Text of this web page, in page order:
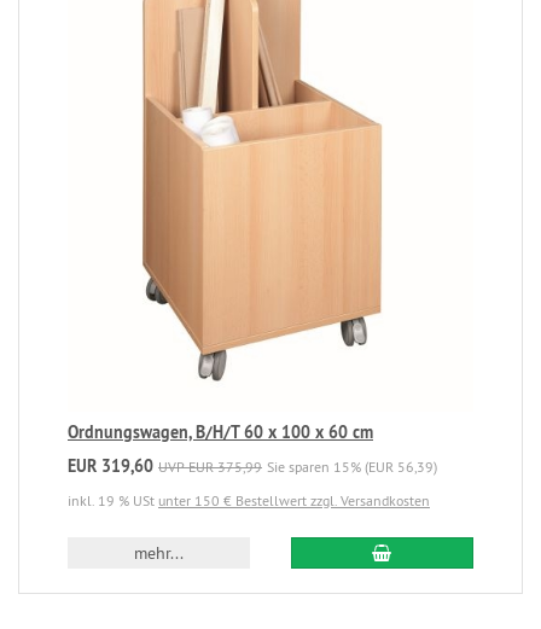
Ordnungswagen, B/H/T 60 x 100 x 60 cm
EUR 319,60 UVP EUR 375,99 Sie sparen 15% (EUR 56,39)
inkl. 19 % USt unter 150 € Bestellwert zzgl. Versandkosten
mehr...